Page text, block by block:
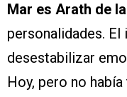
Mar es Arath de
personalidades. El
desestabilizar
Hoy, pero no